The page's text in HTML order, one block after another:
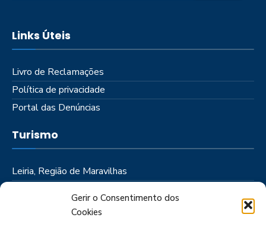
Gerir o Consentimento dos
Cookies
Links Úteis
Livro de Reclamações
Política de privacidade
Portal das Denúncias
Turismo
Leiria, Região de Maravilhas